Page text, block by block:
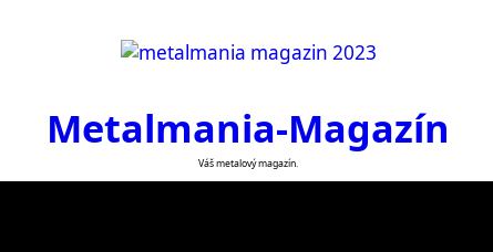
Metalmania-Magazín
Váš metalový magazín.